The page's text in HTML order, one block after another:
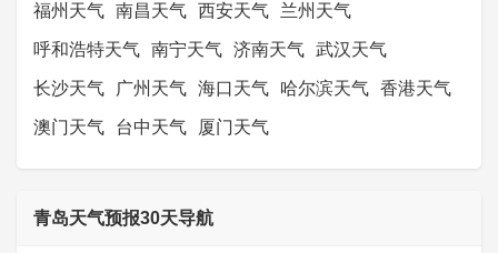
福州天气 南昌天气 西安天气 兰州天气
呼和浩特天气 南宁天气 济南天气 武汉天气
长沙天气 广州天气 海口天气 哈尔滨天气 香港天气
澳门天气 台中天气 厦门天气
青岛天气预报30天导航